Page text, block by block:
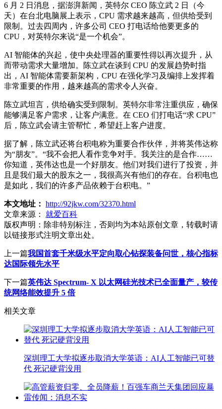
6 月 2 日消息，据澎湃新闻，英特尔 CEO 陈立武 2 日（今
天）在台北电脑展上表示，CPU 需求越来越高，但供给受到
限制。过去四周内，许多公司 CEO 打电话给他要更多的
CPU，对英特尔来说“是一个机会”。
AI 智能体的兴起，使中央处理器的重要性得以再次提升，从
而带动需求大量增加。陈立武在谈到 CPU 的发展趋势时指
出，AI 智能体需要新架构，CPU 在强化学习及编排上发挥着
非常重要的作用，越来越高的需求令人兴奋。
陈立武坦言，供给确实受到限制。英特尔非常注重供应，确保
能够满足客户需求，让客户满意。在 CEO 们打电话“求 CPU”
后，陈立武会请主管帮忙，希望赶上客户进度。
据了解，陈立武还将台积电称为重要合作伙伴，并将英伟达称
为“朋友”。“我不会把人看作竞争对手。我关注的是合作……
你知道，英伟达也是一个好朋友。他们对我们进行了投资，并
且是我们最大的股东之一，我很高兴有他们的存在。台积电也
是如此，我们的许多产品依赖于台积电。”
本文地址： http://92jkw.com/32370.html
文章来源：
就爱百科
版权声明： 除非特别标注，否则均为本站原创文章，转载时请
以链接形式注明文章出处。
上一篇我国首套千米级水平定向取心钻探装备问世，核心指标
达国际领先水平
下一篇英伟达 Spectrum- X 以太网硅光技术已全面量产，较传
统网络能效提升 5 倍
相关文章
深圳理工大学拟逐步取消大学英语：AI人工智能已可替
代 死记硬背没用